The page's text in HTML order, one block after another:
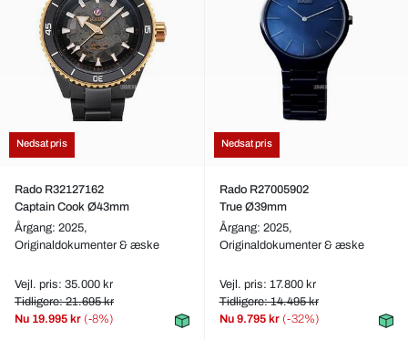
Nedsat pris
Rado R32127162
Captain Cook Ø43mm
Årgang: 2025,
Originaldokumenter & æske
Vejl. pris: 35.000 kr
Tidligere: 21.695 kr
Nu 19.995 kr (-8%)
Nedsat pris
Rado R27005902
True Ø39mm
Årgang: 2025,
Originaldokumenter & æske
Vejl. pris: 17.800 kr
Tidligere: 14.495 kr
Nu 9.795 kr (-32%)